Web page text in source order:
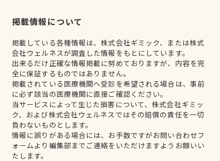
掲載情報について
掲載している各種情報は、株式会社ギミック、または株式
会社ウェルネスが調査した情報をもとにしています。
出来るだけ正確な情報掲載に努めておりますが、内容を完
全に保証するものではありません。
掲載されている医療機関へ受診を希望される場合は、事前
に必ず該当の医療機関に直接ご確認ください。
当サービスによって生じた損害について、株式会社ギミッ
ク、および株式会社ウェルネスではその賠償の責任を一切
負わないものとします。
情報に誤りがある場合には、お手数ですがお問い合わせフ
ォームより編集部までご連絡をいただけますようお願いい
たします。